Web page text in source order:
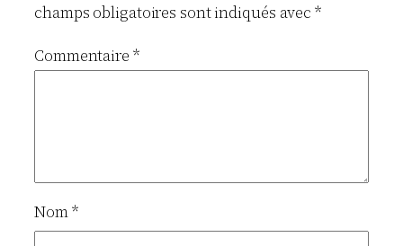
champs obligatoires sont indiqués avec*
Commentaire *
Nom*